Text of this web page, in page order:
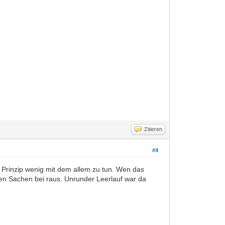
Zitieren
#4
wenig mit dem allem zu tun. Wen das
Sachen bei raus. Unrunder Leerlauf war da